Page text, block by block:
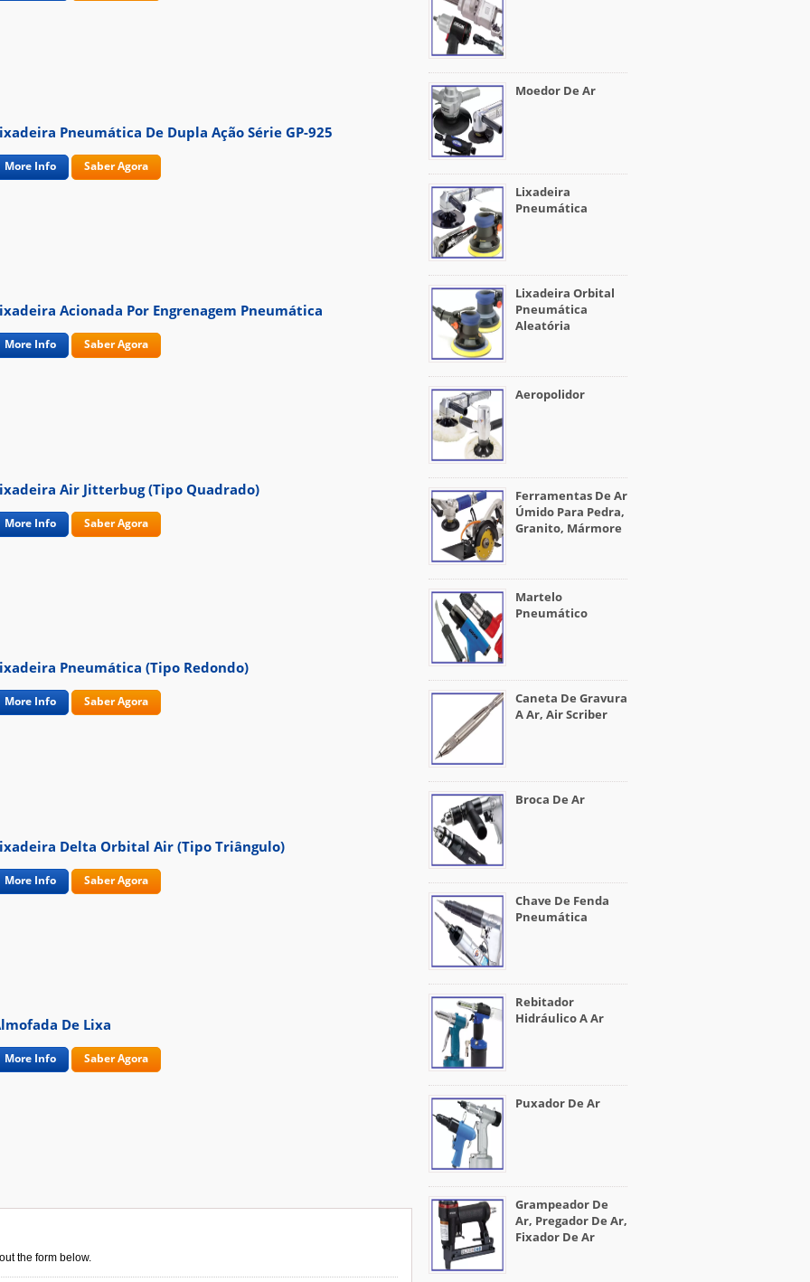
Pneumática De Dupla Ação Série GP-925
More Info Saber Agora
Acionada Por Engrenagem Pneumática
More Info Saber Agora
Air Jitterbug (tipo Quadrado)
More Info Saber Agora
Pneumática (tipo Redondo)
More Info Saber Agora
Delta Orbital Air (Tipo Triângulo)
More Info Saber Agora
De Lixa
More Info Saber Agora
Moedor De Ar
Lixadeira
Pneumática
Lixadeira Orbital
Pneumática
Aleatória
Aeropolidor
Ferramentas De Ar
Úmido Para Pedra,
Granito, Mármore
Martelo
Pneumático
Caneta De Gravura
A Ar, Air Scriber
Broca De Ar
Chave De Fenda
Pneumática
Rebitador
Hidráulico A Ar
Puxador De Ar
Grampeador De
Ar, Pregador De Ar,
Fixador De Ar